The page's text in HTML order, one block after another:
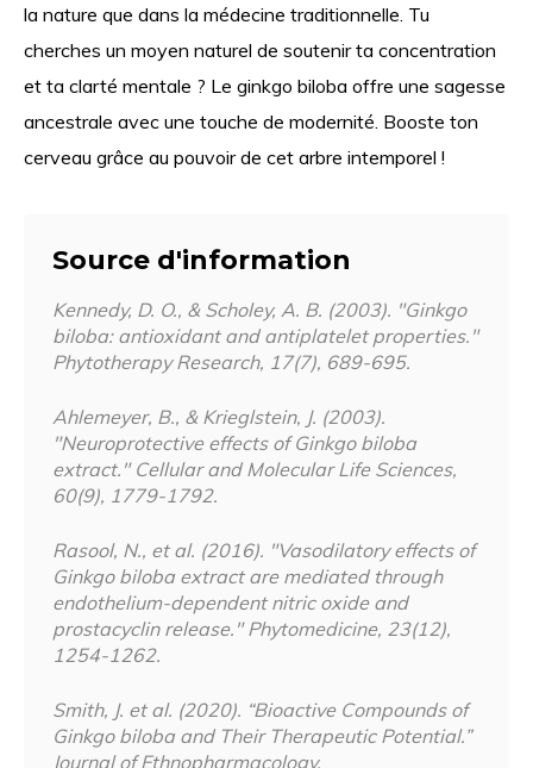
la nature que dans la médecine traditionnelle. Tu
cherches un moyen naturel de soutenir ta concentration
et ta clarté mentale ? Le ginkgo biloba offre une sagesse
ancestrale avec une touche de modernité. Booste ton
cerveau grâce au pouvoir de cet arbre intemporel !
Source d'information
Kennedy, D. O., & Scholey, A. B. (2003). "Ginkgo
biloba: antioxidant and antiplatelet properties."
Phytotherapy Research, 17(7), 689-695.
Ahlemeyer, B., & Krieglstein, J. (2003).
"Neuroprotective effects of Ginkgo biloba
extract." Cellular and Molecular Life Sciences,
60(9), 1779-1792.
Rasool, N., et al. (2016). "Vasodilatory effects of
Ginkgo biloba extract are mediated through
endothelium-dependent nitric oxide and
prostacyclin release."Phytomedicine, 23(12),
1254-1262.
Smith, J. et al. (2020). “Bioactive Compounds of
Ginkgo biloba and Their Therapeutic Potential.”
Journal of Ethnopharmacology.